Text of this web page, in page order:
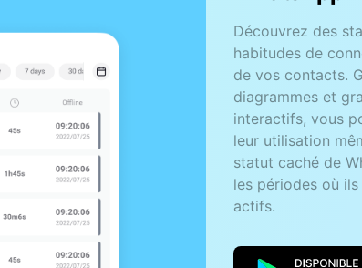
Adaptez
en configurant
personnalisés
l’activité en ligne
sur différentes